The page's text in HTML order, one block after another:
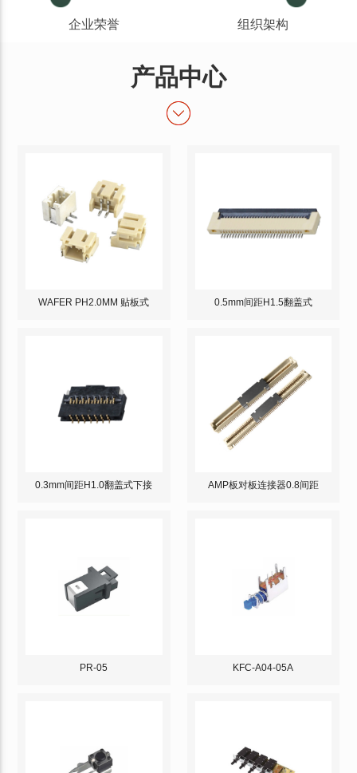
企业荣誉 组织架构
产品中心
WAFER PH2.0MM 贴板式 0.5mm间距H1.5翻盖式
0.3mm间距H1.0翻盖式下接 AMP板对板连接器0.8间距
PR-05 KFC-A04-05A